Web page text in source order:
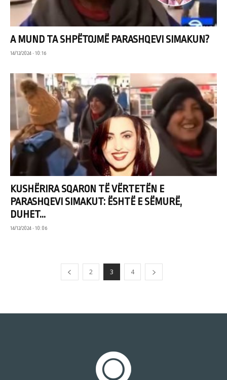
A MUND TA SHPËTOJMË PARASHQEVI SIMAKUN?
14/12/2024 • 10:16
KUSHËRIRA SQARON TË VËRTETËN E
PARASHQEVI SIMAKUT: ËSHTË E SËMURË,
DUHET...
14/12/2024 • 10:06
2 3 4